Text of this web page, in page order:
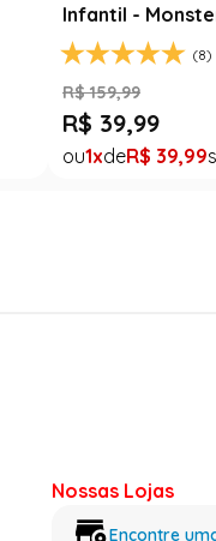
Infantil -
(8)
R$ 159,99
R$ 39,99
1 R$ 39,99
Nossas Lojas
Encontre